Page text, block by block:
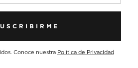
Conoce nuestra Política de Privacidad